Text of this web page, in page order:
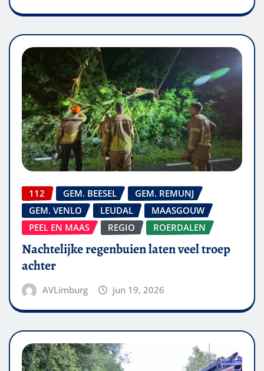
112 GEM. BEESEL
GEM. REMUNJ
GEM. VENLO
LEUDAL
MAASGOUW
PEEL EN MAAS
REGIO ROERDALEN
Nachtelijke regenbuien laten veel troep
achter
AVLimburg jun 19, 2026